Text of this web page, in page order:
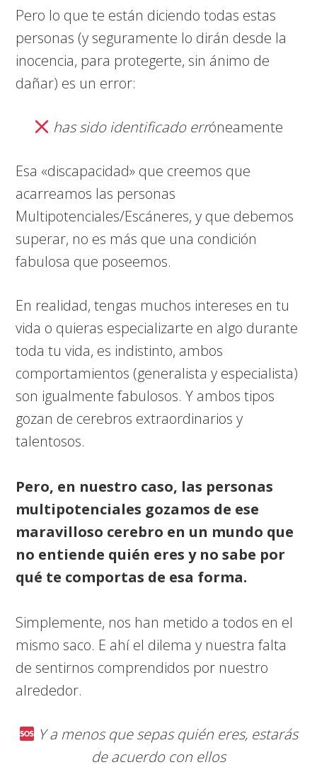
Pero lo que te están diciendo todas estas
personas (y seguramente lo dirán desde la
inocencia, para protegerte, sin ánimo de
dañar) es un error:
has sido identificado erróneamente
Esa «discapacidad» que creemos que
acarreamos las personas
Multipotenciales/Escáneres, y que debemos
superar, no es más que una condición
fabulosa que poseemos.
En realidad, tengas muchos intereses en tu
vida o quieras especializarte en algo durante
toda tu vida, es indistinto, ambos
comportamientos (generalista y especialista)
son igualmente fabulosos. Y ambos tipos
gozan de cerebros extraordinarios y
talentosos.
Pero, en nuestro caso, las personas
multipotenciales gozamos de ese
maravilloso cerebro en un mundo que
no entiende quién eres y no sabe por
qué te comportas de esa forma.
Simplemente, nos han metido a todos en el
mismo saco. E ahí el dilema y nuestra falta
de sentirnos comprendidos por nuestro
alrededor.
Y a menos que sepas quién eres, estarás
de acuerdo con ellos